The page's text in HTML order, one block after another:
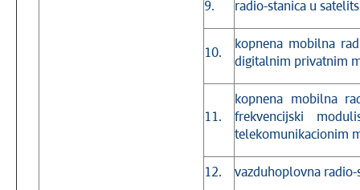
9. radio-stanica u
10.
kopnena mobilna
digitalnim privatnim
11.
kopnena mobilna
frekvencijski
telekomunikacionim
12. vazduhoplovna radio-